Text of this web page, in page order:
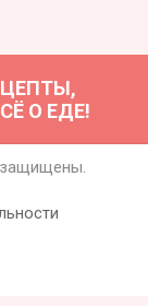
О ЕДЕ!
защищены.